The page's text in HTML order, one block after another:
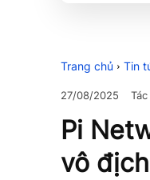
Trang chủ Tin
27/08/2025
Pi
vô